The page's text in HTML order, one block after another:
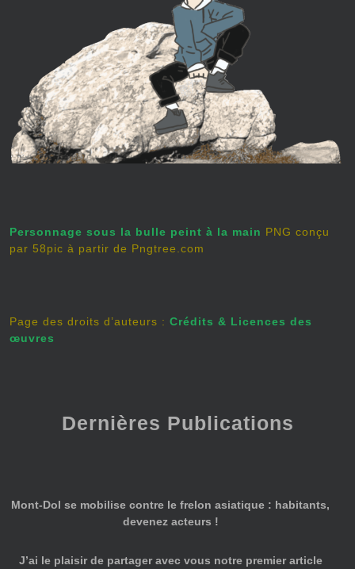
Personnage sous la bulle peint à la main PNG conçu
par 58pic à partir de Pngtree.com
Page des droits d’auteurs : Crédits & Licences des
œuvres
Dernières Publications
Mont-Dol se mobilise contre le frelon asiatique : habitants,
devenez acteurs !
J’ai le plaisir de partager avec vous notre premier article